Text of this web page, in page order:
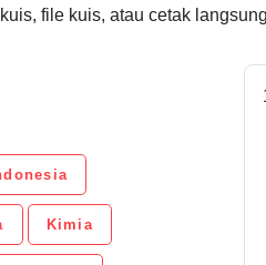
file kuis, atau cetak
Kimia